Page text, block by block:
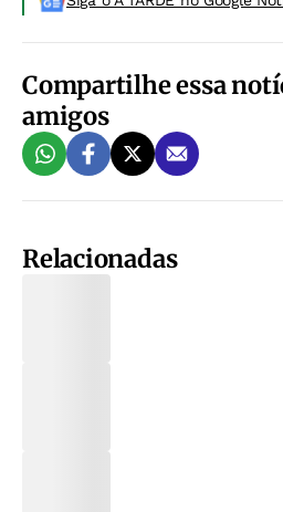
Compartilhe essa
amigos
Relacionadas